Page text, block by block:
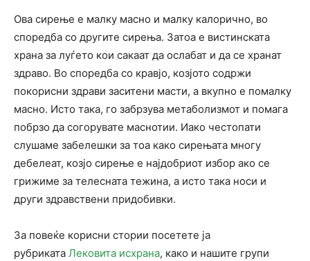
Ова сирење е малку масно и малку калорично, во
споредба со другите сирења. Затоа е вистинската
храна за луѓето кои сакаат да ослабат и да се хранат
здраво. Во споредба со кравјо, козјото содржи
покорисни здрави заситени масти, а вкупно е помалку
масно. Исто така, го забрзува метаболизмот и помага
побрзо да согорувате маснотии. Иако честопати
слушаме забелешки за тоа како сирењата многу
дебелеат, козјо сирење е најдобриот избор ако се
грижиме за телесната тежина, а исто така носи и
други здравствени придобивки.
За повеќе корисни стории посетете ја
рубриката Лековита исхрана, како и нашите групи